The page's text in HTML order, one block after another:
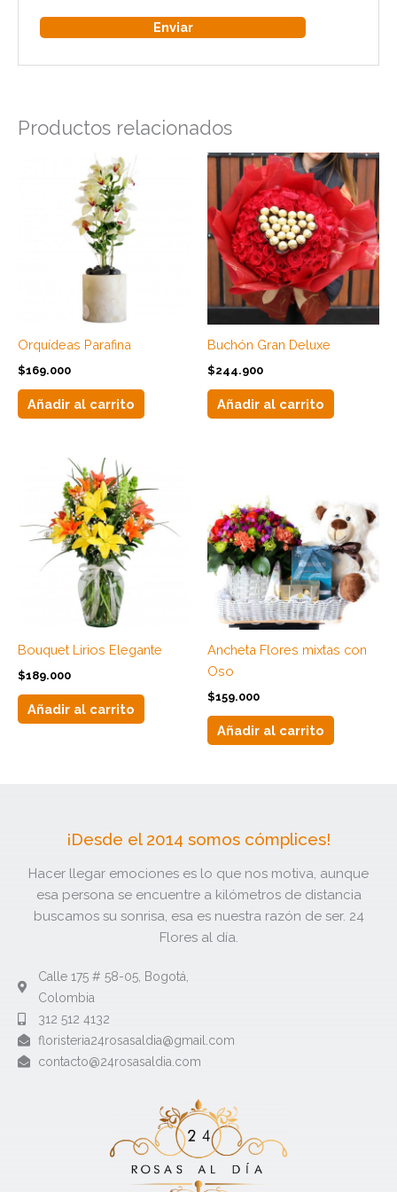
Productos relacionados
Orquídeas Parafina
$169.000
Añadir al carrito
Buchón Gran Deluxe
$244.900
Añadir al carrito
Bouquet Lirios Elegante
$189.000
Añadir al carrito
Ancheta Flores mixtas con
Oso
$159.000
Añadir al carrito
¡Desde el 2014 somos cómplices!
Hacer llegar emociones es lo que nos motiva, aunque
esa persona se encuentre a kilómetros de distancia
buscamos su sonrisa, esa es nuestra razón de ser. 24
Flores al día.
Calle 175 # 58-05, Bogotá,
Colombia
312 512 4132​
floristeria24rosasaldia@gmail.com​
contacto@24rosasaldia.com